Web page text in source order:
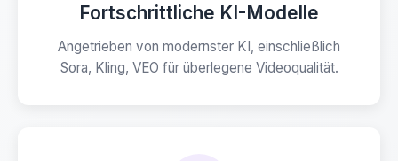
Fortschrittliche KI-Modelle
Angetrieben von modernster KI, einschließlich
Sora, Kling, VEO für überlegene Videoqualität.